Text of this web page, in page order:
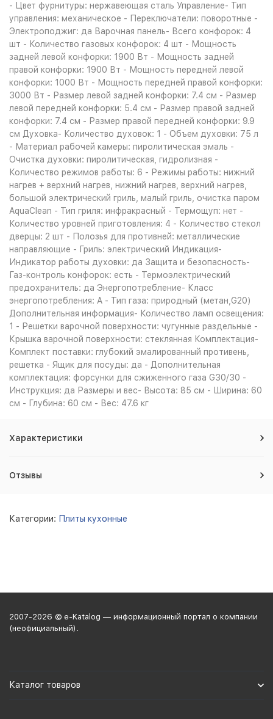
- Цвет фурнитуры: нержавеющая сталь Управление- Тип
управления: механическое - Переключатели: поворотные -
Электроподжиг: да Варочная панель- Всего конфорок: 4
шт - Количество газовых конфорок: 4 шт - Мощность
задней левой конфорки: 1900 Вт - Мощность задней
правой конфорки: 1900 Вт - Мощность передней левой
конфорки: 1000 Вт - Мощность передней правой конфорки:
3000 Вт - Размер левой задней конфорки: 7.4 см - Размер
левой передней конфорки: 5.4 см - Размер правой задней
конфорки: 7.4 см - Размер правой передней конфорки: 9.9
см Духовка- Количество духовок: 1 - Объем духовки: 75 л
- Материал рабочей камеры: пиролитическая эмаль -
Очистка духовки: пиролитическая, гидролизная -
Количество режимов работы: 6 - Режимы работы: нижний
нагрев + верхний нагрев, нижний нагрев, верхний нагрев,
большой электрический гриль, малый гриль, очистка паром
AquaClean - Тип гриля: инфракрасный - Термощуп: нет -
Количество уровней приготовления: 4 - Количество стекол
дверцы: 2 шт - Полозья для противней: металлические
направляющие - Гриль: электрический Индикация-
Индикатор работы духовки: да Защита и безопасность-
Газ-контроль конфорок: есть - Термоэлектрический
предохранитель: да Энергопотребление- Класс
энергопотребления: A - Тип газа: природный (метан,G20)
Дополнительная информация- Количество ламп освещения:
1 - Решетки варочной поверхности: чугунные раздельные -
Крышка варочной поверхности: стеклянная Комплектация-
Комплект поставки: глубокий эмалированный противень,
решетка - Ящик для посуды: да - Дополнительная
комплектация: форсунки для сжиженного газа G30/30 -
Инструкция: да Размеры и вес- Высота: 85 см - Ширина: 60
см - Глубина: 60 см - Вес: 47.6 кг
Характеристики
Отзывы
Категории: Плиты кухонные
2007-2026 © e-Katalog — информационный портал о компании
(неофициальный).
Каталог товаров